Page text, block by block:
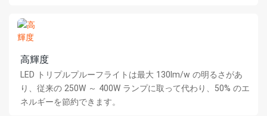
高輝度
LED トリプルプルーフライトは最大 130lm/w の明るさがあ
り、従来の 250W ～ 400W ランプに取って代わり、50% のエ
ネルギーを節約できます。